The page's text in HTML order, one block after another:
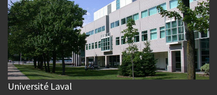
Université Laval